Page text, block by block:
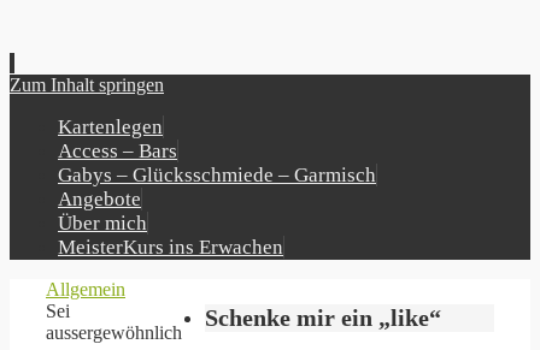
Zum Inhalt springen
Kartenlegen
Access – Bars
Gabys – Glücksschmiede – Garmisch
Angebote
Über mich
MeisterKurs ins Erwachen
Allgemein
Sei
aussergewöhnlich
Schenke mir ein „like“